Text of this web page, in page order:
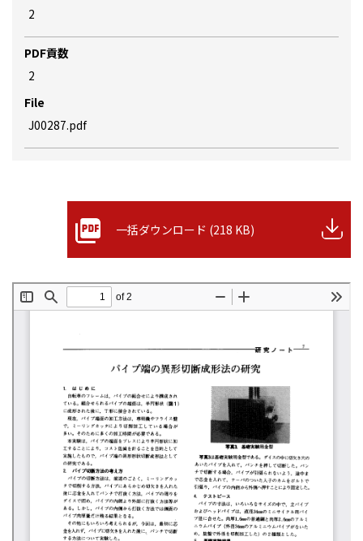
2
PDF貢数
2
File
J00287.pdf
一括ダウンロード (218 KB)